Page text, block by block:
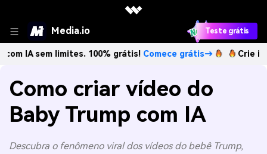
Media.io Teste grátis
limites. 100% grátis!Comece grátis→ Crie imagens
Como criar vídeo do
Baby Trump com IA
Descubra o fenômeno viral dos vídeos do bebê Trump,